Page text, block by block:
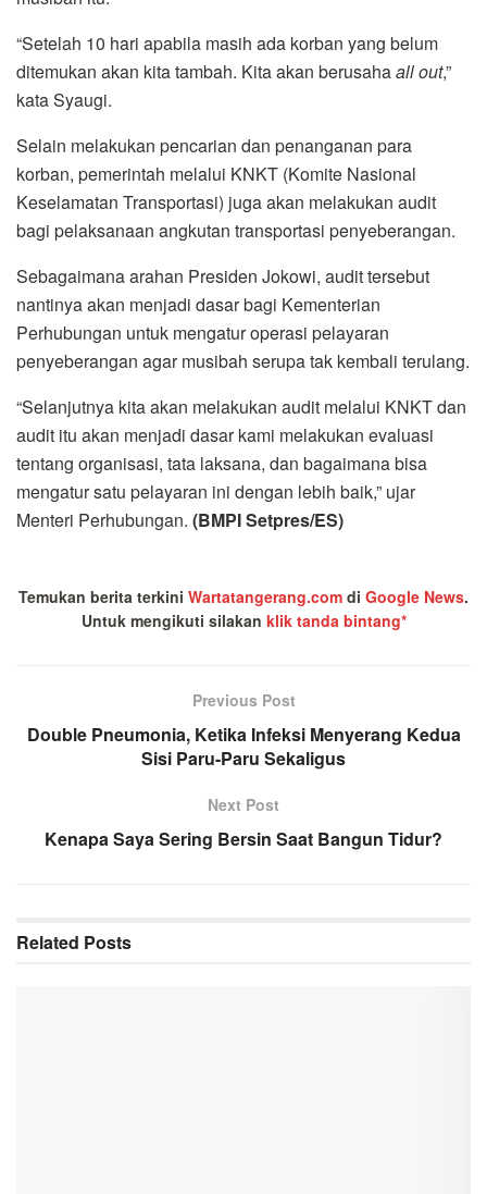
“Setelah 10 hari apabila masih ada korban yang belum
ditemukan akan kita tambah. Kita akan berusahaall out,”
kata Syaugi.
Selain melakukan pencarian dan penanganan para
korban, pemerintah melalui KNKT (Komite Nasional
Keselamatan Transportasi) juga akan melakukan audit
bagi pelaksanaan angkutan transportasi penyeberangan.
Sebagaimana arahan Presiden Jokowi, audit tersebut
nantinya akan menjadi dasar bagi Kementerian
Perhubungan untuk mengatur operasi pelayaran
penyeberangan agar musibah serupa tak kembali terulang.
“Selanjutnya kita akan melakukan audit melalui KNKT dan
audit itu akan menjadi dasar kami melakukan evaluasi
tentang organisasi, tata laksana, dan bagaimana bisa
mengatur satu pelayaran ini dengan lebih baik,” ujar
Menteri Perhubungan. (BMPI Setpres/ES)
Temukan berita terkini Wartatangerang.com di Google News.
Untuk mengikuti silakan klik tanda bintang*
Previous Post
Double Pneumonia, Ketika Infeksi Menyerang Kedua
Sisi Paru-Paru Sekaligus
Next Post
Kenapa Saya Sering Bersin Saat Bangun Tidur?
Related Posts